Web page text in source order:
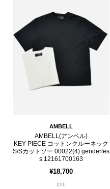
AMBELL
AMBELL(アンベル)
KEY PIECE コットンクルーネック
S/Sカットソー 00022(4) genderles
s 12161700163
¥18,700
guji